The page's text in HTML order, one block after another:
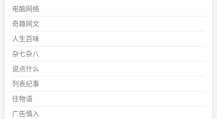
电脑网络
奇趣网文
人生百味
杂七杂八
说点什么
列表纪事
往物语
广告慎入